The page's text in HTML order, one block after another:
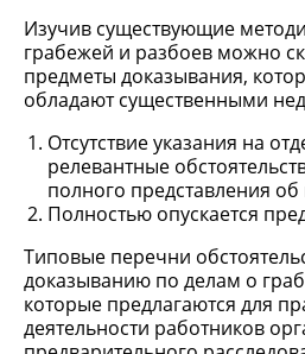
Изучив существующие
грабежей и разбоев можно
предметы доказывания,
обладают существенными
Отсутствие указания на
релевантные
полного представления
Полностью опускается
Типовые перечни
доказыванию по делам о
которые предлагаются для
деятельности работников